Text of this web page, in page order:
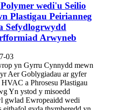
wedi'u Seilio
Plastigau Peirianneg
Sefydlogrwydd
Arwyneb
03
yn Gyrru Cynnydd mewn
Aer Goblygiadau ar gyfer
a Phrosesu Plastigau
Yn ystod y misoedd
gwlad Ewropeaidd wedi